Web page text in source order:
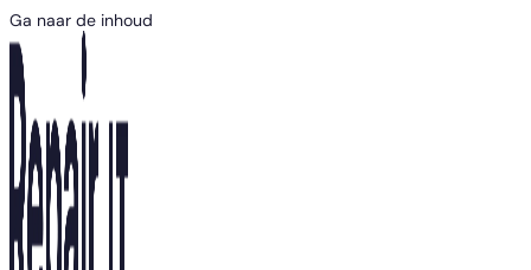
Ga naar de inhoud